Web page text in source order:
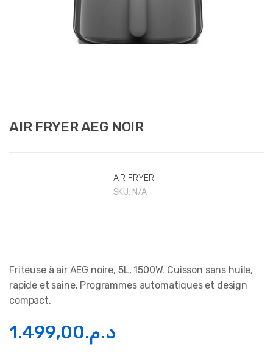
AIR FRYER AEG NOIR
AIR FRYER
SKU: N/A
Friteuse à air AEG noire, 5L, 1500W. Cuisson sans huile,
rapide et saine. Programmes automatiques et design
compact.
د.م.1.499,00